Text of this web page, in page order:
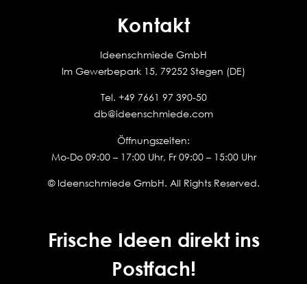
Kontakt
Ideenschmiede GmbH
Im Gewerbepark 15, 79252 Stegen (DE)
Tel. +49 7661 97 390-50
db@ideenschmiede.com
Öffnungszeiten:
Mo-Do 09:00 – 17:00 Uhr, Fr 09:00 – 15:00 Uhr
© Ideenschmiede GmbH. All Rights Reserved.
Frische Ideen direkt ins
Postfach!